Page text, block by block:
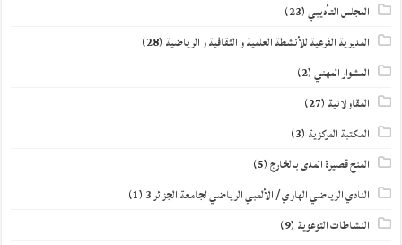
المجلس التأديبي(23)
المديرية الفرعية للأنشطة العلمية و الثقافية و الرياضية (28)
المشوار المهني(2)
المقاولاتية (27)
المكتبة المركزية (3)
المنح قصيرة المدى بالخارج(5)
النادي الرياضي الهاوي / الألمبي الرياضي لجامعة الجزائر 3 (1)
النشاطات التوعوية (9)